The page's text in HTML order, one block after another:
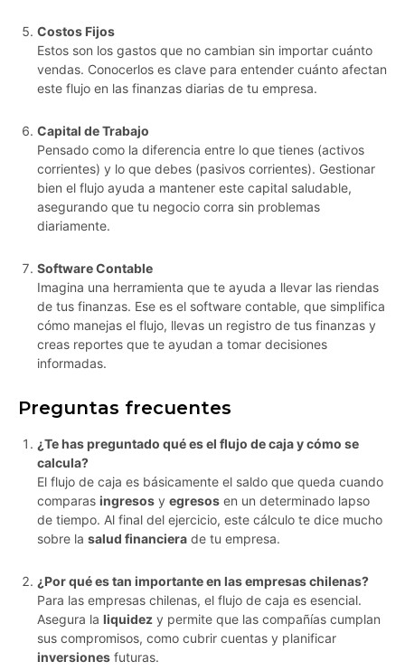
Costos Fijos
Estos son los gastos que no cambian sin importar cuánto
vendas. Conocerlos es clave para entender cuánto afectan
este flujo en las finanzas diarias de tu empresa.
Capital de Trabajo
Pensado como la diferencia entre lo que tienes (activos
corrientes) y lo que debes (pasivos corrientes). Gestionar
bien el flujo ayuda a mantener este capital saludable,
asegurando que tu negocio corra sin problemas
diariamente.
Software Contable
Imagina una herramienta que te ayuda a llevar las riendas
de tus finanzas. Ese es el software contable, que simplifica
cómo manejas el flujo, llevas un registro de tus finanzas y
creas reportes que te ayudan a tomar decisiones
informadas.
Preguntas frecuentes
¿Te has preguntado qué es el flujo de caja y cómo se
calcula?
El flujo de caja es básicamente el saldo que queda cuando
comparas ingresos y egresos en un determinado lapso
de tiempo. Al final del ejercicio, este cálculo te dice mucho
sobre la salud financiera de tu empresa.
¿Por qué es tan importante en las empresas chilenas?
Para las empresas chilenas, el flujo de caja es esencial.
Asegura la liquidez y permite que las compañías cumplan
sus compromisos, como cubrir cuentas y planificar
inversiones futuras.